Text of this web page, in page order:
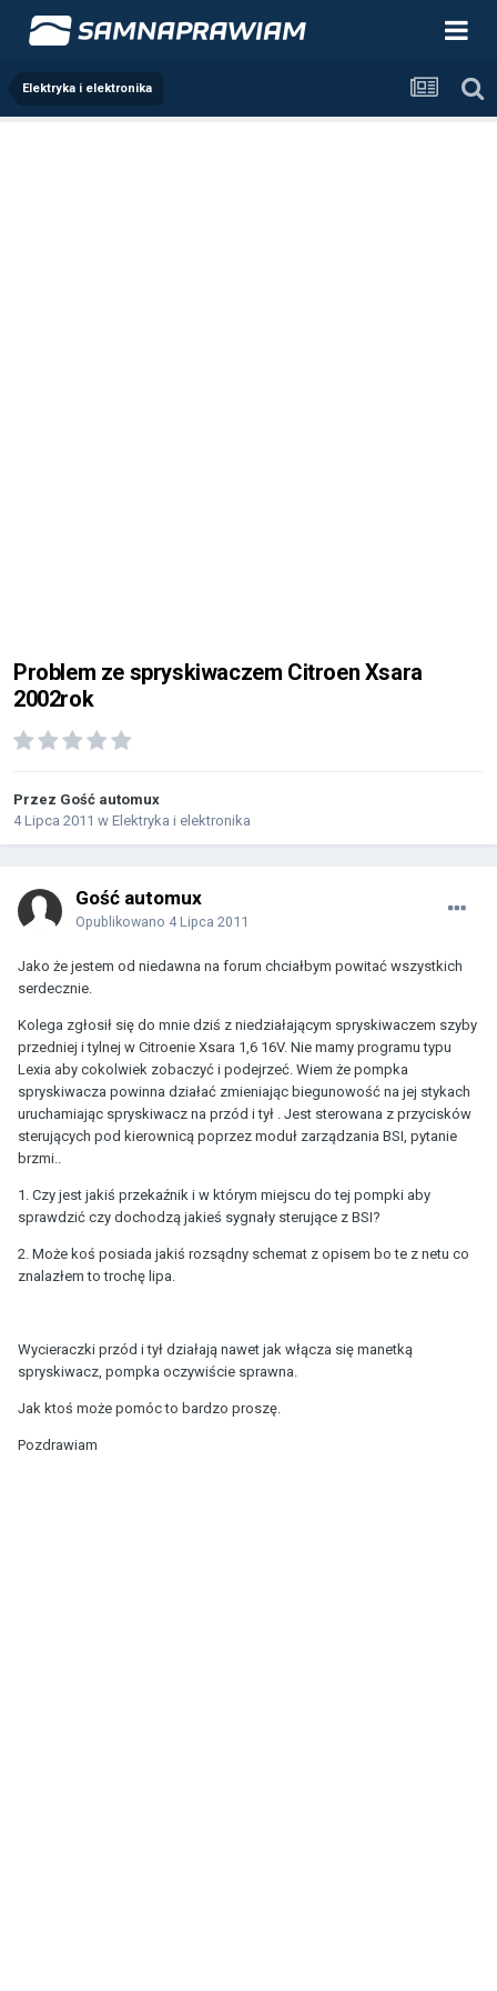
Elektryka i elektronika
Problem ze spryskiwaczem Citroen Xsara
2002rok
Przez Gość automux
4 Lipca 2011 w Elektryka i elektronika
Gość automux
Opublikowano 4 Lipca 2011
Jako że jestem od niedawna na forum chciałbym powitać wszystkich
serdecznie.
Kolega zgłosił się do mnie dziś z niedziałającym spryskiwaczem szyby
przedniej i tylnej w Citroenie Xsara 1,6 16V. Nie mamy programu typu
Lexia aby cokolwiek zobaczyć i podejrzeć. Wiem że pompka
spryskiwacza powinna działać zmieniając biegunowość na jej stykach
uruchamiając spryskiwacz na przód i tył . Jest sterowana z przycisków
sterujących pod kierownicą poprzez moduł zarządzania BSI, pytanie
brzmi..
1. Czy jest jakiś przekaźnik i w którym miejscu do tej pompki aby
sprawdzić czy dochodzą jakieś sygnały sterujące z BSI?
2. Może koś posiada jakiś rozsądny schemat z opisem bo te z netu co
znalazłem to trochę lipa.
Wycieraczki przód i tył działają nawet jak włącza się manetką
spryskiwacz, pompka oczywiście sprawna.
Jak ktoś może pomóc to bardzo proszę.
Pozdrawiam